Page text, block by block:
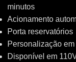
minutos
Acionamento
Porta reservatórios
Personalização
Disponível em